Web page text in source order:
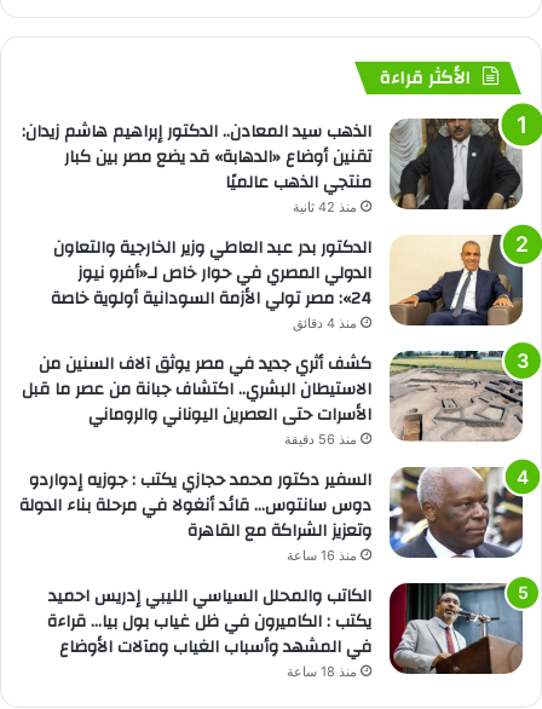
الأكثر قراءة
الذهب سيد المعادن.. الدكتور إبراهيم هاشم زيدان:
تقنين أوضاع «الدهابة» قد يضع مصر بين كبار
منتجي الذهب عالميًا
منذ 42 ثانية
الدكتور بدر عبد العاطي وزير الخارجية والتعاون
الدولي المصري في حوار خاص لـ«أفرو نيوز
24»: مصر تولي الأزمة السودانية أولوية خاصة
منذ 4 دقائق
كشف أثري جديد في مصر يوثق آلاف السنين من
الاستيطان البشري.. اكتشاف جبانة من عصر ما قبل
الأسرات حتى العصرين اليوناني والروماني
منذ 56 دقيقة
السفير دكتور محمد حجازي يكتب : جوزيه إدواردو
دوس سانتوس… قائد أنغولا في مرحلة بناء الدولة
وتعزيز الشراكة مع القاهرة
منذ 16 ساعة
الكاتب والمحلل السياسي الليبي إدريس احميد
يكتب : الكاميرون في ظل غياب بول بيا… قراءة
في المشهد وأسباب الغياب ومآلات الأوضاع
منذ 18 ساعة